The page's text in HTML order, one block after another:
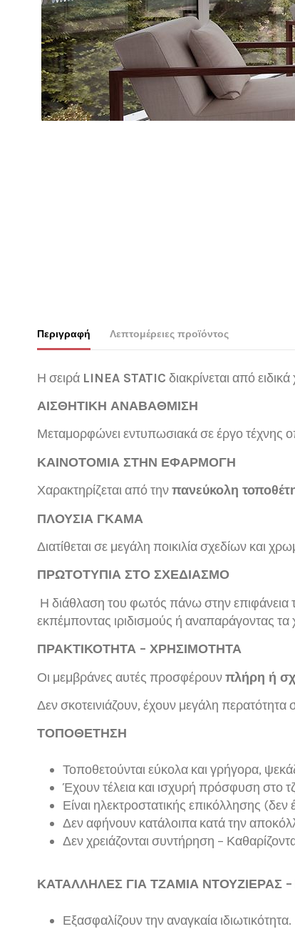
Περιγραφή Λεπτομέρειες προϊόντος
Η σειρά LINEA STATIC διακρίνεται από
ΑΙΣΘΗΤΙΚΗ ΑΝΑΒΑΘΜΙΣΗ
Μεταμορφώνει εντυπωσιακά σε έργο τέχνης
ΚΑΙΝΟΤΟΜΙΑ ΣΤΗΝ ΕΦΑΡΜΟΓΗ
Χαρακτηρίζεται από τηνπανεύκολη
ΠΛΟΥΣΙΑ ΓΚΑΜΑ
Διατίθεται σε μεγάλη ποικιλία σχεδίων και
ΠΡΩΤΟΤΥΠΙΑ ΣΤΟ ΣΧΕΔΙΑΣΜΟ
Η διάθλαση του φωτός πάνω στην επιφάνεια
εκπέμποντας ιριδισμούς ή αναπαράγοντας
ΠΡΑΚΤΙΚΟΤΗΤΑ – ΧΡΗΣΙΜΟΤΗΤΑ
Οι μεμβράνες αυτές προσφέρουνπλήρη ή
Δεν σκοτεινιάζουν, έχουν μεγάλη
ΤΟΠΟΘΕΤΗΣΗ
Τοποθετούνται εύκολα και γρήγορα,
Έχουν τέλεια και ισχυρή πρόσφυση στο
Είναι ηλεκτροστατικής επικόλλησης (δεν
Δεν αφήνουν κατάλοιπα κατά την
Δεν χρειάζονται συντήρηση –
ΚΑΤΑΛΛΗΛΕΣ ΓΙΑ ΤΖΑΜΙΑ ΝΤΟΥΖΙΕΡΑΣ
Εξασφαλίζουν την αναγκαία ιδιωτικότητα.